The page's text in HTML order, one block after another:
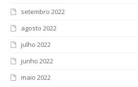
setembro 2022
agosto 2022
julho 2022
junho 2022
maio 2022